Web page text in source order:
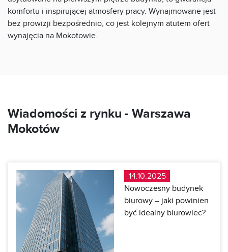
komfortu i inspirującej atmosfery pracy. Wynajmowane jest
bez prowizji bezpośrednio, co jest kolejnym atutem ofert
wynajęcia na Mokotowie.
Wiadomości z rynku -Warszawa
Mokotów
14.10.2025
Nowoczesny budynek
biurowy – jaki powinien
być idealny biurowiec?